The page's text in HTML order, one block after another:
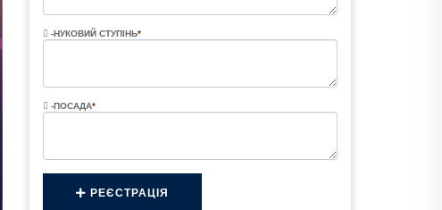
-НУКОВИЙ СТУПІНЬ*
-ПОСАДА*
РЕЄСТРАЦІЯ